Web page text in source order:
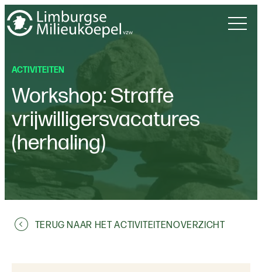
ACTIVITEITEN
Workshop: Straffe
vrijwilligersvacatures
(herhaling)
TERUG NAAR HET ACTIVITEITENOVERZICHT